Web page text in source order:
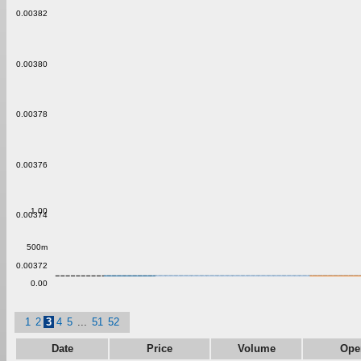
0.00372
0.00374
0.00376
0.00378
0.00380
0.00382
0.00
500m
1.00
1 2 3 4 5 51 52
Date Price Volume